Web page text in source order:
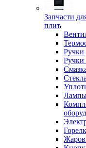
Запчасти
плит
Ручки
Ручки
Стекла